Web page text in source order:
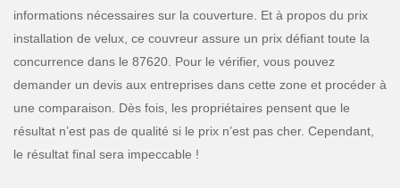
informations nécessaires sur la couverture. Et à propos du prix
installation de velux, ce couvreur assure un prix défiant toute la
concurrence dans le 87620. Pour le vérifier, vous pouvez
demander un devis aux entreprises dans cette zone et procéder à
une comparaison. Dès fois, les propriétaires pensent que le
résultat n’est pas de qualité si le prix n’est pas cher. Cependant,
le résultat final sera impeccable !